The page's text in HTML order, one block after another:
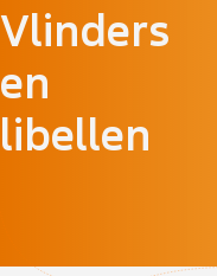
Vlinders
en
libellen